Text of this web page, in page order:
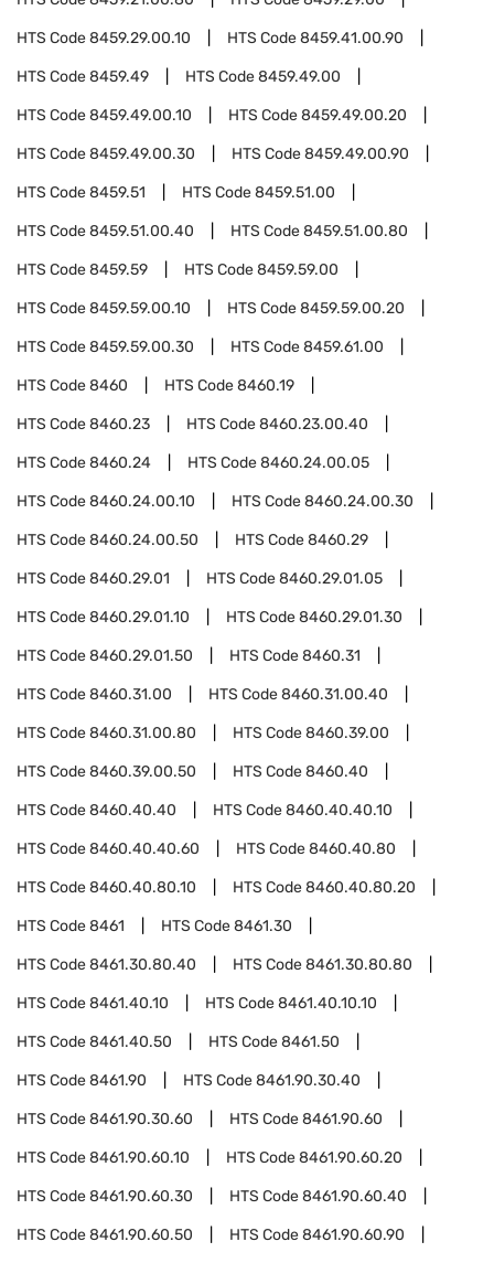
HTS Code8459.29.00.10 HTS Code8459.41.00.90
HTS Code8459.49 HTS Code8459.49.00
HTS Code8459.49.00.10 HTS Code8459.49.00.20
HTS Code8459.49.00.30 HTS Code8459.49.00.90
HTS Code8459.51 HTS Code8459.51.00
HTS Code8459.51.00.40 HTS Code8459.51.00.80
HTS Code8459.59 HTS Code8459.59.00
HTS Code8459.59.00.10 HTS Code8459.59.00.20
HTS Code8459.59.00.30 HTS Code8459.61.00
HTS Code8460 HTS Code8460.19
HTS Code8460.23 HTS Code8460.23.00.40
HTS Code8460.24 HTS Code8460.24.00.05
HTS Code8460.24.00.10 HTS Code8460.24.00.30
HTS Code8460.24.00.50 HTS Code8460.29
HTS Code8460.29.01 HTS Code8460.29.01.05
HTS Code8460.29.01.10 HTS Code8460.29.01.30
HTS Code8460.29.01.50 HTS Code8460.31
HTS Code8460.31.00 HTS Code8460.31.00.40
HTS Code8460.31.00.80 HTS Code8460.39.00
HTS Code8460.39.00.50 HTS Code8460.40
HTS Code8460.40.40 HTS Code8460.40.40.10
HTS Code8460.40.40.60 HTS Code8460.40.80
HTS Code8460.40.80.10 HTS Code8460.40.80.20
HTS Code8461 HTS Code8461.30
HTS Code8461.30.80.40 HTS Code8461.30.80.80
HTS Code8461.40.10 HTS Code8461.40.10.10
HTS Code8461.40.50 HTS Code8461.50
HTS Code8461.90 HTS Code8461.90.30.40
HTS Code8461.90.30.60 HTS Code8461.90.60
HTS Code8461.90.60.10 HTS Code8461.90.60.20
HTS Code8461.90.60.30 HTS Code8461.90.60.40
HTS Code8461.90.60.50 HTS Code8461.90.60.90